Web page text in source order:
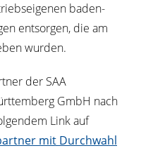
baden-
entsorgen, die am
wurden.
der SAA
GmbH nach
Link auf
mit Durchwahl